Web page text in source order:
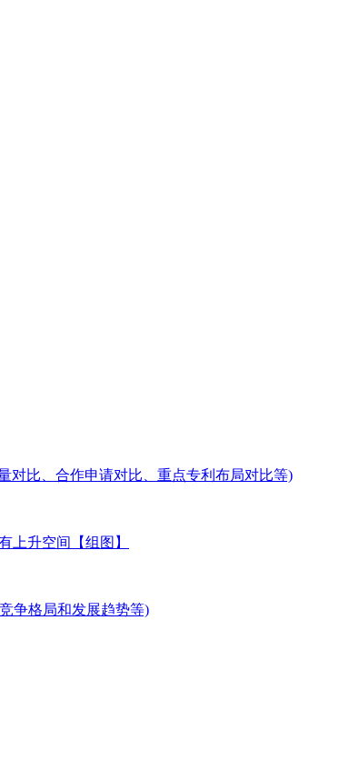
对比、合作申请对比、重点专利布局对比等)
上升空间【组图】
争格局和发展趋势等)